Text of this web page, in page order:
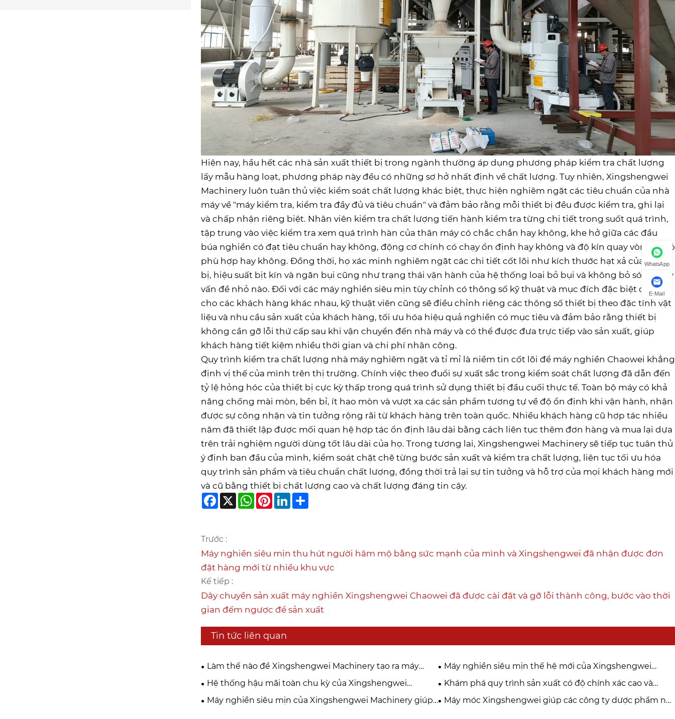
Hiện nay, hầu hết các nhà sản xuất thiết bị trong ngành thường áp dụng phương pháp kiểm tra chất lượng
lấy mẫu hàng loạt, phương pháp này đều có những sơ hở nhất định về chất lượng. Tuy nhiên, Xingshengwei
Machinery luôn tuân thủ việc kiểm soát chất lượng khác biệt, thực hiện nghiêm ngặt các tiêu chuẩn của nhà
máy về "máy kiểm tra, kiểm tra đầy đủ và tiêu chuẩn" và đảm bảo rằng mỗi thiết bị đều được kiểm tra, ghi lại
và chấp nhận riêng biệt. Nhân viên kiểm tra chất lượng tiến hành kiểm tra từng chi tiết trong suốt quá trình,
tập trung vào việc kiểm tra xem quá trình hàn của thân máy có chắc chắn hay không, khe hở giữa các đầu
búa nghiền có đạt tiêu chuẩn hay không, động cơ chính có chạy ổn định hay không và độ kín quay vòng bi có
phù hợp hay không. Đồng thời, họ xác minh nghiêm ngặt các chi tiết cốt lõi như kích thước hạt xả của thiết
bị, hiệu suất bịt kín và ngăn bụi cũng như trạng thái vận hành của hệ thống loại bỏ bụi và không bỏ sót bất kỳ
vấn đề nhỏ nào. Đối với các máy nghiền siêu mịn tùy chỉnh có thông số kỹ thuật và mục đích đặc biệt dành
cho các khách hàng khác nhau, kỹ thuật viên cũng sẽ điều chỉnh riêng các thông số thiết bị theo đặc tính vật
liệu và nhu cầu sản xuất của khách hàng, tối ưu hóa hiệu quả nghiền có mục tiêu và đảm bảo rằng thiết bị
không cần gỡ lỗi thứ cấp sau khi vận chuyển đến nhà máy và có thể được đưa trực tiếp vào sản xuất, giúp
khách hàng tiết kiệm nhiều thời gian và chi phí nhân công.
Quy trình kiểm tra chất lượng nhà máy nghiêm ngặt và tỉ mỉ là niềm tin cốt lõi để máy nghiền Chaowei khẳng
định vị thế của mình trên thị trường. Chính việc theo đuổi sự xuất sắc trong kiểm soát chất lượng đã dẫn đến
tỷ lệ hỏng hóc của thiết bị cực kỳ thấp trong quá trình sử dụng thiết bị đầu cuối thực tế. Toàn bộ máy có khả
năng chống mài mòn, bền bỉ, ít hao mòn và vượt xa các sản phẩm tương tự về độ ổn định khi vận hành, nhận
được sự công nhận và tin tưởng rộng rãi từ khách hàng trên toàn quốc. Nhiều khách hàng cũ hợp tác nhiều
năm đã thiết lập được mối quan hệ hợp tác ổn định lâu dài bằng cách liên tục thêm đơn hàng và mua lại dựa
trên trải nghiệm người dùng tốt lâu dài của họ. Trong tương lai, Xingshengwei Machinery sẽ tiếp tục tuân thủ
ý định ban đầu của mình, kiểm soát chặt chẽ từng bước sản xuất và kiểm tra chất lượng, liên tục tối ưu hóa
quy trình sản phẩm và tiêu chuẩn chất lượng, đồng thời trả lại sự tin tưởng và hỗ trợ của mọi khách hàng mới
và cũ bằng thiết bị chất lượng cao và chất lượng đáng tin cậy.
Facebook
X WhatsApp
Pinterest
LinkedIn
Trước :
Máy nghiền siêu mịn thu hút người hâm mộ bằng sức mạnh của mình và Xingshengwei đã nhận được đơn
đặt hàng mới từ nhiều khu vực
Kế tiếp :
Dây chuyền sản xuất máy nghiền Xingshengwei Chaowei đã được cài đặt và gỡ lỗi thành công, bước vào thời
gian đếm ngược để sản xuất
Tin tức liên quan
Làm thế nào để Xingshengwei Machinery tạo ra máy
nghiền siêu mịn tiêu chuẩn cao?
Máy nghiền siêu mịn thế hệ mới của Xingshengwei
Machinery có thể giúp các nhà máy cải thiện ROI như thế
Hệ thống hậu mãi toàn chu kỳ của Xingshengwei
Machinery cung cấp sự bảo vệ cho người mua quốc tế
Khám phá quy trình sản xuất có độ chính xác cao và
kiểm soát chất lượng nghiêm ngặt của Máy móc
Xingshengwei
Máy nghiền siêu mịn của Xingshengwei Machinery giúp
Máy móc Xingshengwei giúp các công ty dược phẩm nổi
WhatsApp
E-Mail